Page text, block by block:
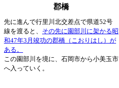
郡橋
先に進んで行里川北交差点で県道52号
線を渡ると、 その先に園部川に架かる昭
和47年3月竣功の郡橋（こおりはし）が
ある。
この園部川を境に、石岡市から小美玉市
へ入っていく。